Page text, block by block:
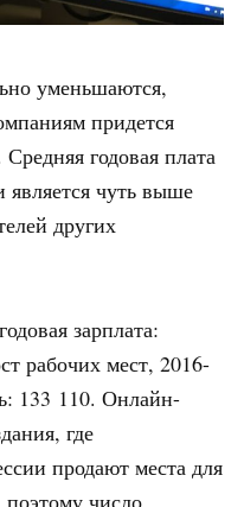
уменьшаются,
придется
годовая плата
является чуть выше
других
зарплата:
рабочих мест, 2016-
133 110. Онлайн-
где
продают места для
число